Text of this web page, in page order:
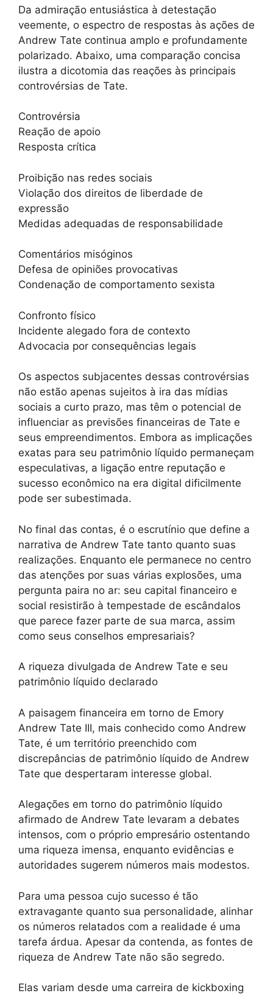
Da admiração entusiástica à detestação
veemente, o espectro de respostas às ações de
Andrew Tate continua amplo e profundamente
polarizado. Abaixo, uma comparação concisa
ilustra a dicotomia das reações às principais
controvérsias de Tate.
Controvérsia
Reação de apoio
Resposta crítica
Proibição nas redes sociais
Violação dos direitos de liberdade de
expressão
Medidas adequadas de responsabilidade
Comentários misóginos
Defesa de opiniões provocativas
Condenação de comportamento sexista
Confronto físico
Incidente alegado fora de contexto
Advocacia por consequências legais
Os aspectos subjacentes dessas controvérsias
não estão apenas sujeitos à ira das mídias
sociais a curto prazo, mas têm o potencial de
influenciar as previsões financeiras de Tate e
seus empreendimentos. Embora as implicações
exatas para seu patrimônio líquido permaneçam
especulativas, a ligação entre reputação e
sucesso econômico na era digital dificilmente
pode ser subestimada.
No final das contas, é o escrutínio que define a
narrativa de Andrew Tate tanto quanto suas
realizações. Enquanto ele permanece no centro
das atenções por suas várias explosões, uma
pergunta paira no ar: seu capital financeiro e
social resistirão à tempestade de escândalos
que parece fazer parte de sua marca, assim
como seus conselhos empresariais?
A riqueza divulgada de Andrew Tate e seu
patrimônio líquido declarado
A paisagem financeira em torno de Emory
Andrew Tate III, mais conhecido como Andrew
Tate, é um território preenchido com
discrepâncias de patrimônio líquido de Andrew
Tate que despertaram interesse global.
Alegações em torno do patrimônio líquido
afirmado de Andrew Tate levaram a debates
intensos, com o próprio empresário ostentando
uma riqueza imensa, enquanto evidências e
autoridades sugerem números mais modestos.
Para uma pessoa cujo sucesso é tão
extravagante quanto sua personalidade, alinhar
os números relatados com a realidade é uma
tarefa árdua. Apesar da contenda, as fontes de
riqueza de Andrew Tate não são segredo.
Elas variam desde uma carreira de kickboxing